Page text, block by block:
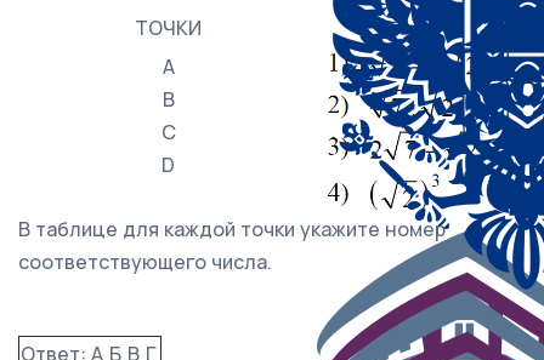
ТОЧКИ
A
B
C
D
В таблице для каждой точки укажите номер
соответствующего числа.
Ответ: А Б В Г